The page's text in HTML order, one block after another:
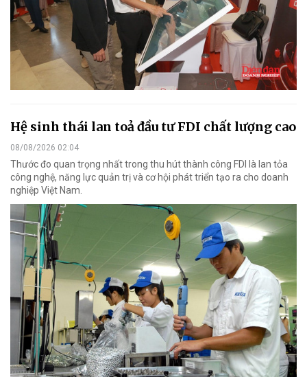
Hệ sinh thái lan toả đầu tư FDI chất lượng cao
08/08/2026 02:04
Thước đo quan trọng nhất trong thu hút thành công FDI là lan tỏa
công nghệ, năng lực quản trị và cơ hội phát triển tạo ra cho doanh
nghiệp Việt Nam.